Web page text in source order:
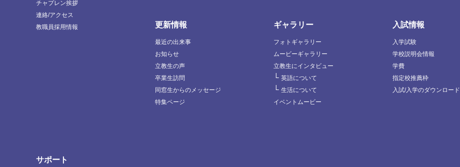
チャプレン挨拶
連絡/アクセス
教職員採用情報
更新情報
最近の出来事
お知らせ
立教生の声
卒業生訪問
同窓生からのメッセージ
特集ページ
ギャラリー
フォトギャラリー
ムービーギャラリー
立教生にインタビュー
└ 英語について
└ 生活について
イベントムービー
入試情報
入学試験
学校説明会情報
学費
指定校推薦枠
入試/入学のダウンロード
サポート